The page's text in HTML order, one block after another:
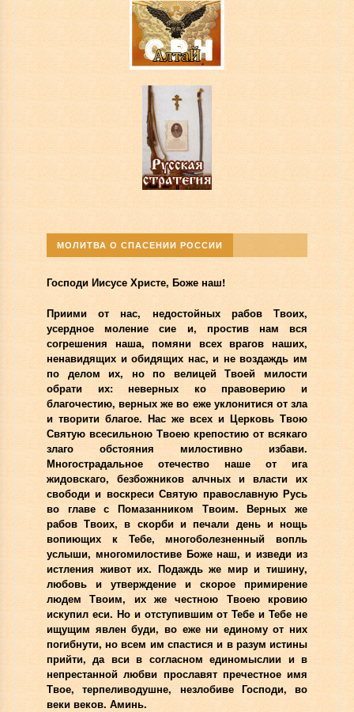
МОЛИТВА О СПАСЕНИИ РОССИИ
Господи Иисусе Христе, Боже наш!
Приими от нас, недостойных рабов Твоих,
усердное моление сие и, простив нам вся
согрешения наша, помяни всех врагов наших,
ненавидящих и обидящих нас, и не воздаждь им
по делом их, но по велицей Твоей милости
обрати их: неверных ко правоверию и
благочестию, верных же во еже уклонитися от зла
и творити благое. Нас же всех и Церковь Твою
Святую всесильною Твоею крепостию от всякаго
злаго обстояния милостивно избави.
Многострадальное отечество наше от ига
жидовскаго, безбожников алчных и власти их
свободи и воскреси Святую православную Русь
во главе с Помазанником Твоим. Верных же
рабов Твоих, в скорби и печали день и нощь
вопиющих к Тебе, многоболезненный вопль
услыши, многомилостиве Боже наш, и изведи из
истления живот их. Подаждь же мир и тишину,
любовь и утверждение и скорое примирение
людем Твоим, их же честною Твоею кровию
искупил еси. Но и отступившим от Тебе и Тебе не
ищущим явлен буди, во еже ни единому от них
погибнути, но всем им спастися и в разум истины
прийти, да вси в согласном единомыслии и в
непрестанной любви прославят пречестное имя
Твое, терпеливодушне, незлобиве Господи, во
веки веков. Аминь.